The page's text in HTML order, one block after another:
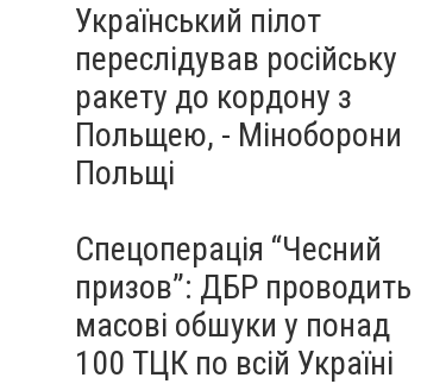
Український пілот
переслідував російську
ракету до кордону з
Польщею, - Міноборони
Польщі
Спецоперація “Чесний
призов”: ДБР проводить
масові обшуки у понад
100 ТЦК по всій Україні